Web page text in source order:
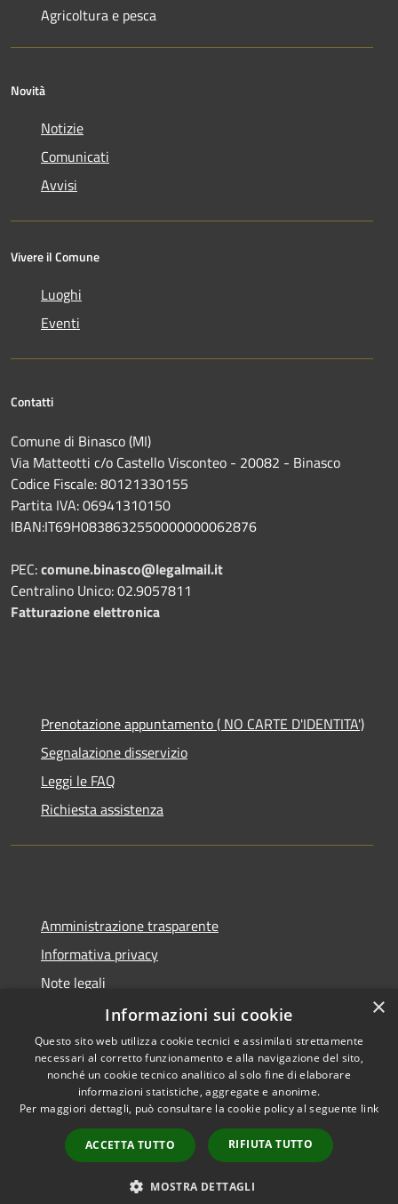
Agricoltura e pesca
Novità
Notizie
Comunicati
Avvisi
Vivere il Comune
Luoghi
Eventi
Contatti
Comune di Binasco (MI)
Via Matteotti c/o Castello Visconteo - 20082 - Binasco
Codice Fiscale: 80121330155
Partita IVA: 06941310150
IBAN:IT69H0838632550000000062876
PEC:comune.binasco@legalmail.it
Centralino Unico: 02.9057811
Fatturazione elettronica
Prenotazione appuntamento ( NO CARTE D'IDENTITA')
Segnalazione disservizio
Leggi le FAQ
Richiesta assistenza
Amministrazione trasparente
Informativa privacy
Note legali
Dichiarazione di accessibilità
RSS
Accessibilità
Copyright © 2026 • Comune di
Municipium•
Accesso
redazione
×
Informazioni sui cookie
Questo sito web utilizza cookie tecnici e assimilati strettamente
necessari al corretto funzionamento e alla navigazione del sito,
nonché un cookie tecnico analitico al solo fine di elaborare
informazioni statistiche, aggregate e anonime.
Per maggiori dettagli, può consultare la cookie policy al seguente link
ACCETTA TUTTO RIFIUTA TUTTO
MOSTRA DETTAGLI